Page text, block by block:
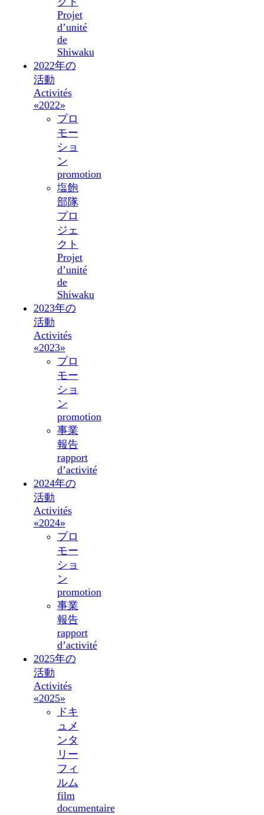
Projet
d’unité
de
Shiwaku
2022年の
活動
Activités
«2022»
プロ
モー
ショ
ン
promotion
塩飽
部隊
プロ
ジェ
クト
Projet
d’unité
de
Shiwaku
2023年の
活動
Activités
«2023»
プロ
モー
ショ
ン
promotion
事業
報告
rapport
d’activité
2024年の
活動
Activités
«2024»
プロ
モー
ショ
ン
promotion
事業
報告
rapport
d’activité
2025年の
活動
Activités
«2025»
ドキ
ュメ
ンタ
リー
フィ
ルム
film
documentaire